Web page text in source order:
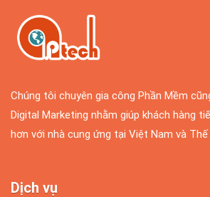
Chúng tôi chuyên gia công Phần Mềm
Digital Marketing nhằm giúp khách hàng
hơn với nhà cung ứng tại Việt Nam và Thế
Dịch vụ